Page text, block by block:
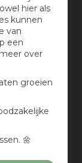
hier als
kunnen
van
een
over
groeien
🌼
€ 25,-